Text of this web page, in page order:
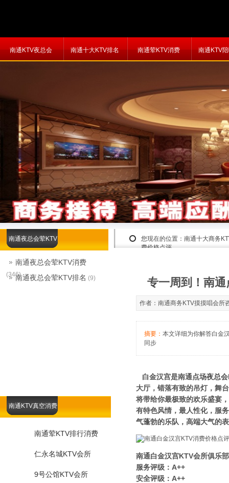
南通KTV夜总会 南通十大KTV排名 南通荤KTV消费 南通KTV
您现在的位置： 南通十大商务
费价格点评
南通KTV真空消费
南通荤KTV排行消费
仁永名城KTV会所
9号公馆KTV会所
专一周到！南
作者：南通商务KTV摸摸唱会
摘要： 本文详细为你解答白金
同步
白金汉宫是南通点场夜总
大厅，错落有致的吊灯，舞
将带给你最极致的欢乐盛宴
有特色风情，最人性化，服
气蓬勃的乐队，高端大气的
南通白金汉宫KTV会所俱乐部
服务评级：A++
安全评级：A++
南通夜总会荤KTV
南通夜总会荤KTV消费
(346)南通夜总会荤KTV排名 (9)